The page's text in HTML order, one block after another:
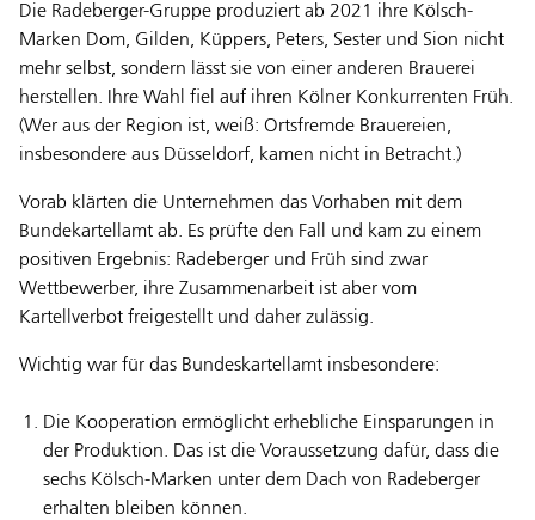
Die Radeberger-Gruppe produziert ab 2021 ihre Kölsch-
Marken Dom, Gilden, Küppers, Peters, Sester und Sion nicht
mehr selbst, sondern lässt sie von einer anderen Brauerei
herstellen. Ihre Wahl fiel auf ihren Kölner Konkurrenten Früh.
(Wer aus der Region ist, weiß: Ortsfremde Brauereien,
insbesondere aus Düsseldorf, kamen nicht in Betracht.)
Vorab klärten die Unternehmen das Vorhaben mit dem
Bundekartellamt ab. Es prüfte den Fall und kam zu einem
positiven Ergebnis: Radeberger und Früh sind zwar
Wettbewerber, ihre Zusammenarbeit ist aber vom
Kartellverbot freigestellt und daher zulässig.
Wichtig war für das Bundeskartellamt insbesondere:
Die Kooperation ermöglicht erhebliche Einsparungen in
der Produktion. Das ist die Voraussetzung dafür, dass die
sechs Kölsch-Marken unter dem Dach von Radeberger
erhalten bleiben können.